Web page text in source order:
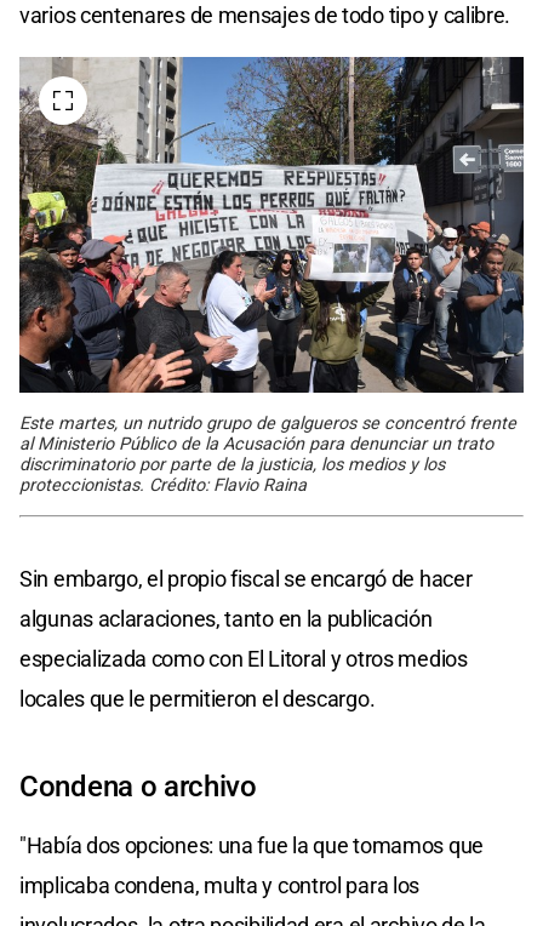
varios centenares de mensajes de todo tipo y calibre.
Este martes, un nutrido grupo de galgueros se concentró frente
al Ministerio Público de la Acusación para denunciar un trato
discriminatorio por parte de la justicia, los medios y los
proteccionistas. Crédito: Flavio Raina
Sin embargo, el propio fiscal se encargó de hacer
algunas aclaraciones, tanto en la publicación
especializada como con El Litoral y otros medios
locales que le permitieron el descargo.
Condena o archivo
"Había dos opciones: una fue la que tomamos que
implicaba condena, multa y control para los